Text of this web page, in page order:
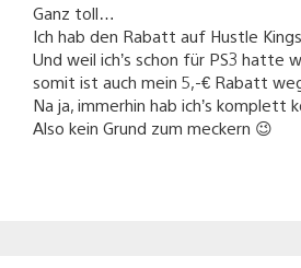
Ganz toll…
Ich hab den Rabatt auf Hustle
Und weil ich’s schon für PS3 hatte
somit ist auch mein 5,-€ Rabatt
Na ja, immerhin hab ich’s komplett
Also kein Grund zum meckern 😉